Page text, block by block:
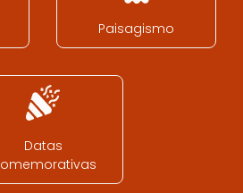
Paisagismo
Datas